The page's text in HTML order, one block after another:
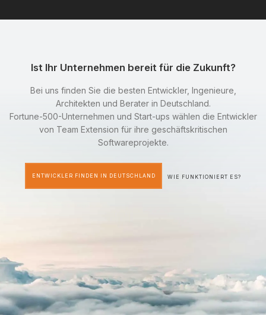
Ist Ihr Unternehmen bereit für die Zukunft?
Bei uns finden Sie die besten Entwickler, Ingenieure,
Architekten und Berater in Deutschland.
Fortune-500-Unternehmen und Start-ups wählen die Entwickler
von Team Extension für ihre geschäftskritischen
Softwareprojekte.
ENTWICKLER FINDEN IN DEUTSCHLAND WIE FUNKTIONIERT ES?